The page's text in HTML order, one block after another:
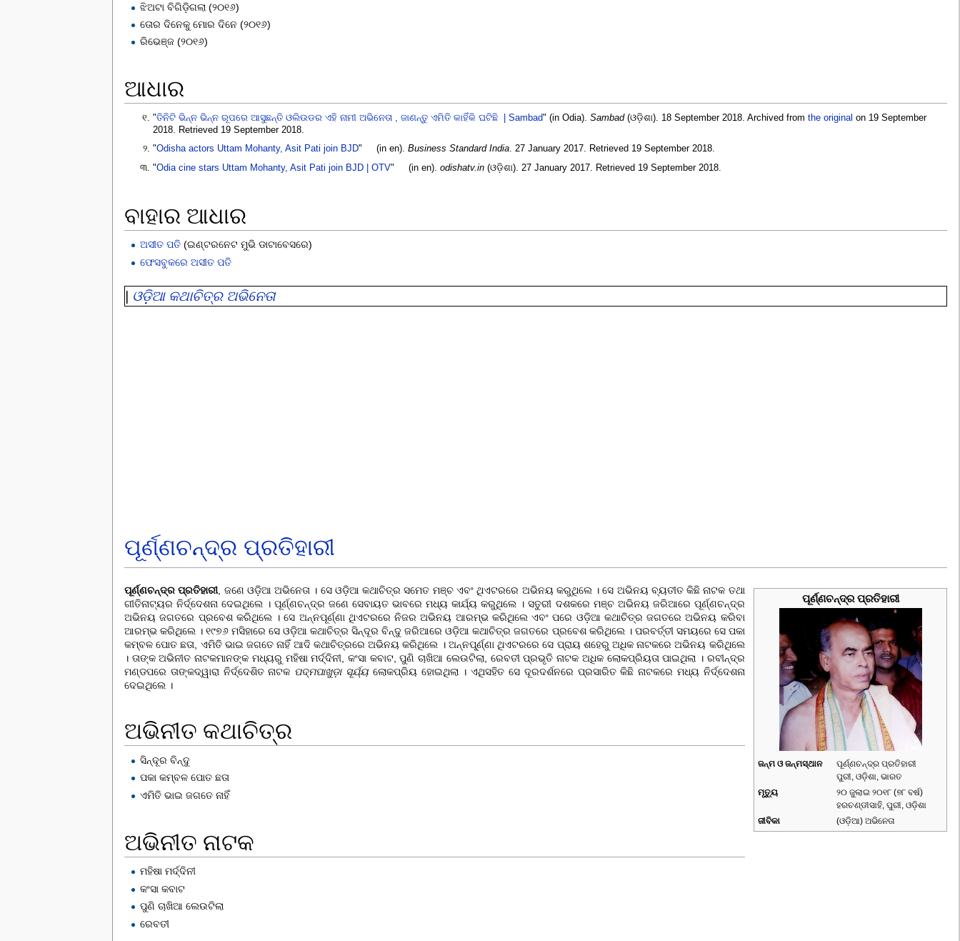
ଝିଅଟା ବିଗିଡ଼ିଗଲା (୨୦୧୬)
ତୋର ଦିନେକୁ ମୋର ଦିନେ (୨୦୧୬)
ରିଭେଞ୍ଜ (୨୦୧୬)
ଆଧାର
"ତିନିଟି ଭିନ୍ନ ଭିନ୍ନ ରୂପରେ ଆସୁଛନ୍ତି ଓଲିଉଡର ଏହି ନାମୀ ଅଭିନେତା , ଜାଣନ୍ତୁ ଏମିତି କାହିଁକି ଘଟିଛି | Sambad" (in Odia).Sambad(ଓଡ଼ିଶା). 18 September 2018. Archived fromthe original on 19 September
2018 . Retrieved 19 September 2018
"Odisha actors Uttam Mohanty, Asit Pati join BJD" (in en).Business Standard India. 27 January 2017. Retrieved 19 September 2018.
"Odia cine stars Uttam Mohanty, Asit Pati join BJD | OTV" (in en).odishatv.in (ଓଡ଼ିଶା). 27 January 2017. Retrieved 19 September 2018.
ବାହାର ଆଧାର
ଅସୀତ ପତି (ଇଣ୍ଟରନେଟ ମୁଭି ଡାଟାବେସରେ)
ଫେସବୁକରେ ଅସୀତ ପତି
| ଓଡ଼ିଆ କଥାଚିତ୍ର ଅଭିନେତା
ପୂର୍ଣ୍ଣଚନ୍ଦ୍ର ପ୍ରତିହାରୀ
ପୂର୍ଣ୍ଣଚନ୍ଦ୍ର ପ୍ରତିହାରୀ
ଜନ୍ମ ଓ ଜନ୍ମସ୍ଥାନ
ପୂର୍ଣ୍ଣଚନ୍ଦ୍ର ପ୍ରତିହାରୀ
ପୁରୀ, ଓଡ଼ିଶା, ଭାରତ
ମୃତ୍ୟୁ
୨୦ ଜୁଲାଇ ୨୦୧୮ (୭୮ ବର୍ଷ)
ହରଚଣ୍ଡୀସାହି, ପୁରୀ, ଓଡ଼ିଶା
ଜୀବିକା
(ଓଡ଼ିଆ) ଅଭିନେତା
ପୂର୍ଣ୍ଣଚନ୍ଦ୍ର ପ୍ରତିହାରୀ , ଜଣେ ଓଡ଼ିଆ ଅଭିନେତା । ସେ ଓଡ଼ିଆ କଥାଚିତ୍ର ସମେତ ମଞ୍ଚ ଏବଂ ଥିଏଟରରେ ଅଭିନୟ କରୁଥିଲେ । ସେ ଅଭିନୟ ବ୍ୟତୀତ କିଛି ନାଟକ ତ‌ଥା
ଗୀତିନାଟ୍ୟର ନିର୍ଦ୍ଦେଶନା ଦେଇଥିଲେ । ପୂର୍ଣ୍ଣଚନ୍ଦ୍ର ଜଣେ ସେବାୟତ ଭାବରେ ମଧ୍ୟ କାର୍ଯ୍ୟ କରୁଥିଲେ । ସତୁରୀ ଦଶକରେ ମଞ୍ଚ ଅଭିନୟ ଜରିଆରେ ପୂର୍ଣ୍ଣଚନ୍ଦ୍ର
ଅଭିନୟ ଜଗତରେ ପ୍ରବେଶ କରିଥିଲେ । ସେ ଅନ୍ନପୂର୍ଣ୍ଣା ଥିଏଟରରେ ନିଜର ଅଭିନୟ ଆରମ୍ଭ କରିଥିଲେ ଏବଂ ପରେ ଓଡ଼ିଆ କଥାଚିତ୍ର ଜଗତରେ ଅଭିନୟ କରିବା
ଆରମ୍ଭ କରିଥିଲେ । ୧୯୭୬ ମସିହାରେ ସେ ଓଡ଼ିଆ କଥାଚିତ୍ରସିନ୍ଦୂର ବିନ୍ଦୁ ଜରିଆରେ ଓଡ଼ିଆ କଥାଚିତ୍ର ଜଗତରେ ପ୍ରବେଶ କରିଥିଲେ । ପରବର୍ତ୍ତୀ ସମୟରେ ସେ ପକା
କମ୍ବଳ ପୋତ ଛତା
ଏମିତି ଭାଇ ଜଗତେ ନାହିଁଆଦି କଥାଚିତ୍ରରେ ଅଭିନୟ କରିଥିଲେ । ଅନ୍ନପୂ୍ର୍ଣ୍ଣା ଥିଏଟରରେ ସେ ପ୍ରାୟ ଶହେରୁ ଅଧିକ ନାଟକରେ ଅଭିନୟ କରିଥିଲେ
। ତାଙ୍କ ଅଭିନୀତ ନାଟକମାନଙ୍କ ମଧ୍ୟରୁ ମହିଷା ମର୍ଦ୍ଦିନୀ, କଂସା କବାଟ, ପୁଣି ଚାଖିଆ ଲେଉଟିଲା, ରେବତୀ ପ୍ରଭୃତି ନାଟକ ଅଧିକ ଲୋକପ୍ରିୟତା ପାଇଥିଲା । ରବୀନ୍ଦ୍ର
ମଣ୍ଡପରେ ତାଙ୍କଦ୍ୱାରା ନିର୍ଦ୍ଦେଶିତ ନାଟକ ପଦ୍ମପାଖୁଡ଼ା ସୂର୍ଯ୍ୟଲୋକପ୍ରିୟ ହୋଇଥିଲା । ଏଥିସହିତ ସେ ଦୂରଦର୍ଶନରେ ପ୍ରସାରିତ କିଛି ନାଟକରେ ମଧ୍ୟ ନିର୍ଦ୍ଦେଶନା
ଦେଇଥିଲେ ।
ଅଭିନୀତ କଥାଚିତ୍ର
ସିନ୍ଦୂର ବିନ୍ଦୁ
ପକା କମ୍ବଳ ପୋତ ଛତା
ଏମିତି ଭାଇ ଜଗତେ ନାହିଁ
ଅଭିନୀତ ନାଟକ
ମହିଷା ମର୍ଦ୍ଦିନୀ
କଂସା କବାଟ
ପୁଣି ଚାଖିଆ ଲେଉଟିଲା
ରେବତୀ